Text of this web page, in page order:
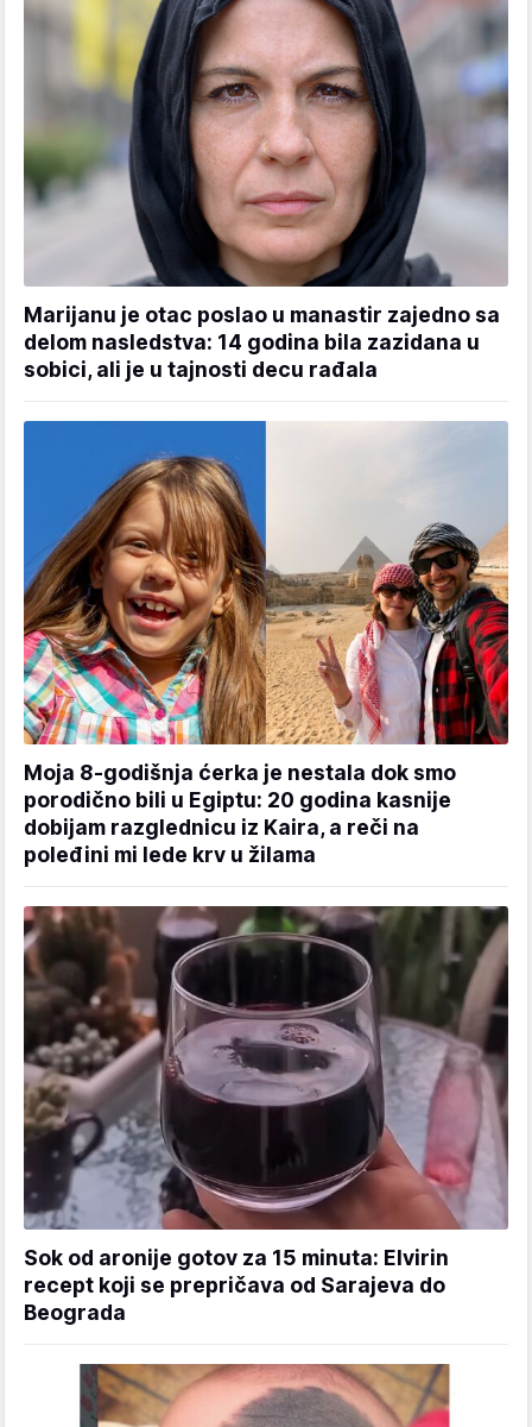
Marijanu je otac poslao u manastir zajedno sa
delom nasledstva: 14 godina bila zazidana u
sobici, ali je u tajnosti decu rađala
Moja 8-godišnja ćerka je nestala dok smo
porodično bili u Egiptu: 20 godina kasnije
dobijam razglednicu iz Kaira, a reči na
poleđini mi lede krv u žilama
Sok od aronije gotov za 15 minuta: Elvirin
recept koji se prepričava od Sarajeva do
Beograda